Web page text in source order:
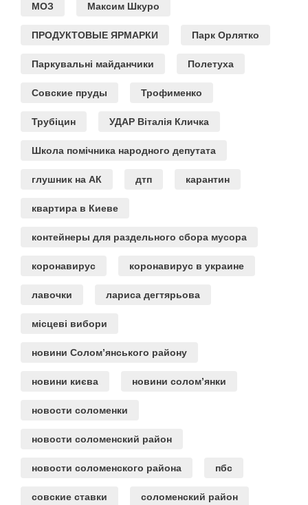
МОЗ Максим Шкуро
ПРОДУКТОВЫЕ ЯРМАРКИ Парк Орлятко
Паркувальні майданчики Полетуха
Совские пруды Трофименко
Трубіцин УДАР Віталія Кличка
Школа помічника народного депутата
глушник на АК дтп карантин
квартира в Киеве
контейнеры для раздельного сбора мусора
коронавирус коронавирус в украине
лавочки лариса дегтярьова
місцеві вибори
новини Солом’янського району
новини києва новини солом’янки
новости соломенки
новости соломенский район
новости соломенского района пбс
совские ставки соломенский район